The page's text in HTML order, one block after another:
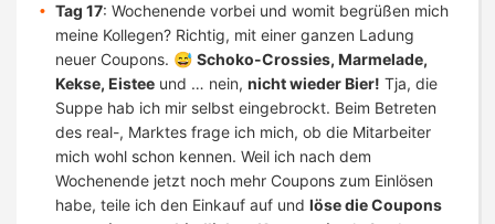
Tag 17: Wochenende vorbei und womit begrüßen mich
meine Kollegen? Richtig, mit einer ganzen Ladung
neuer Coupons. 😅 Schoko-Crossies, Marmelade,
Kekse, Eistee und … nein, nicht wieder Bier! Tja, die
Suppe hab ich mir selbst eingebrockt. Beim Betreten
des real-, Marktes frage ich mich, ob die Mitarbeiter
mich wohl schon kennen. Weil ich nach dem
Wochenende jetzt noch mehr Coupons zum Einlösen
habe, teile ich den Einkauf auf und löse die Coupons